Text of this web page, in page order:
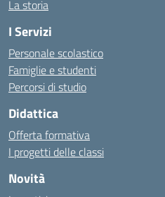
La storia
I Servizi
Personale scolastico
Famiglie e studenti
Percorsi di studio
Didattica
Offerta formativa
I progetti delle classi
Novità